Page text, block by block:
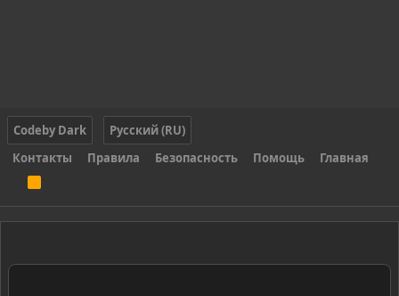
Codeby Dark
Русский (RU)
Контакты
Правила Безопасность Помощь Главная
S